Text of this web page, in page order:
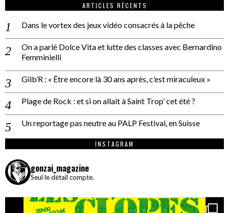
ARTICLES RÉCENTS
Dans le vortex des jeux vidéo consacrés à la pêche
On a parlé Dolce Vita et lutte des classes avec Bernardino
Femminielli
Gilb’R : « Être encore là 30 ans après, c’est miraculeux »
Plage de Rock : et si on allait à Saint Trop’ cet été ?
Un reportage pas neutre au PALP Festival, en Suisse
INSTAGRAM
gonzai_magazine
Seul le détail compte.